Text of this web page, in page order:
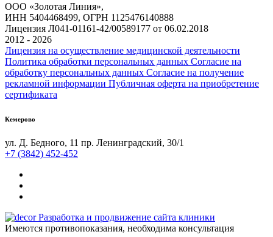
ООО «Золотая Линия»,
ИНН 5404468499, ОГРН 1125476140888
Лицензия Л041-01161-42/00589177 от 06.02.2018
2012 - 2026
Лицензия на осуществление медицинской деятельности
Политика обработки персональных данных Согласие на
обработку персональных данных Согласие на получение
рекламной информации Публичная оферта на приобретение
сертификата
Кемерово
ул. Д. Бедного, 11 пр. Ленинградский, 30/1
+7 (3842) 452-452
Разработка и продвижение сайта клиники
Имеются противопоказания, необходима консультация